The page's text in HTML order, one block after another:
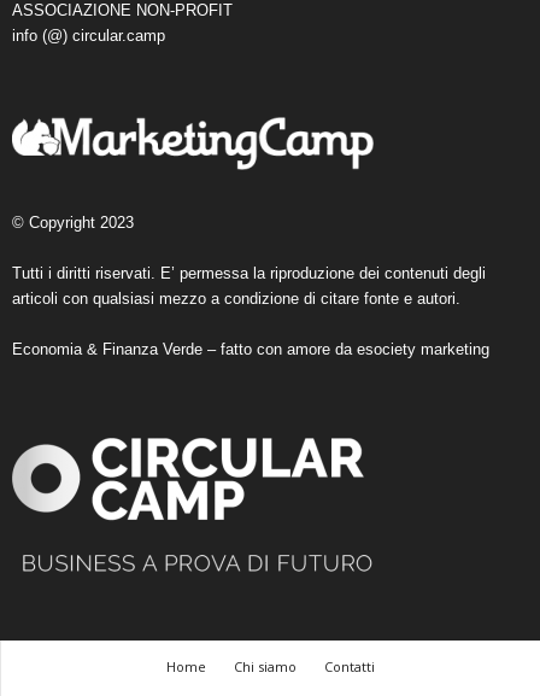
ASSOCIAZIONE NON-PROFIT
info (@) circular.camp
© Copyright 2023
Tutti i diritti riservati. E’ permessa la riproduzione dei contenuti degli
articoli con qualsiasi mezzo a condizione di citare fonte e autori.
Economia & Finanza Verde – fatto con amore da esociety marketing
Home Chi siamo
Contatti